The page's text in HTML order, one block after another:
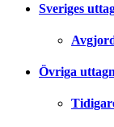
Sveriges
Övriga